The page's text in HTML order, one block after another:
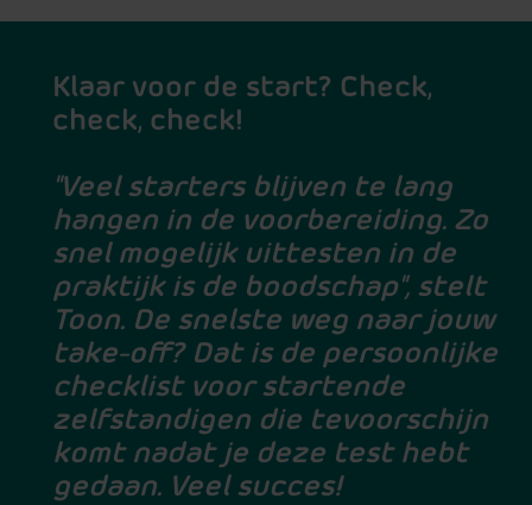
Klaar voor de start? Check,
check, check!
"Veel starters blijven te lang
hangen in de voorbereiding. Zo
snel mogelijk uittesten in de
praktijk is de boodschap", stelt
Toon. De snelste weg naar jouw
take-off? Dat is de persoonlijke
checklist voor startende
zelfstandigen die tevoorschijn
komt nadat je deze test hebt
gedaan. Veel succes!